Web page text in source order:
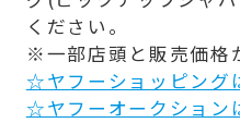
ください。
※一部店頭と販売価格
☆ヤフーショッピング
☆ヤフーオークション